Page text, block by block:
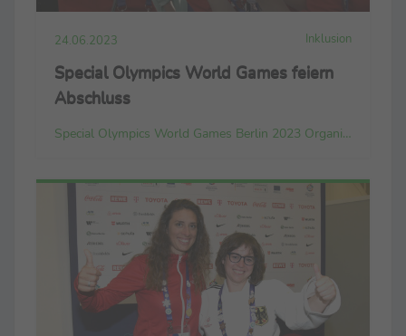
24.06.2023 Inklusion
Special Olympics World Games feiern
Abschluss
Special Olympics World Games Berlin 2023 Organizing Committee gGmbH